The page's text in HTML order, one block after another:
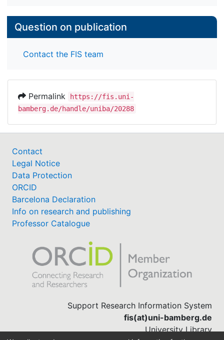
Question on publication
Contact the FIS team
Permalink
https://fis.uni-
bamberg.de/handle/uniba/20288
Contact
Legal Notice
Data Protection
ORCID
Barcelona Declaration
Info on research and publishing
Professor Catalogue
Support Research Information System
fis(at)uni-bamberg.de
University Library